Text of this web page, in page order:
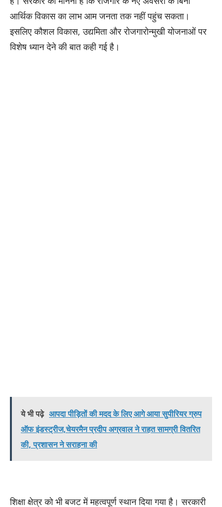
आर्थिक विकास का लाभ आम जनता तक नहीं पहुंच सकता।
इसलिए कौशल विकास, उद्यमिता और रोजगारोन्मुखी योजनाओं पर
विशेष ध्यान देने की बात कही गई है।
ये भी पढ़े आपदा पीड़ितों की मदद के लिए आगे आया सुपीरियर ग्रुप
ऑफ इंडस्ट्रीज,चेयरमैन प्रदीप अग्रवाल ने राहत सामग्री वितरित
की, प्रशासन ने सराहना की
शिक्षा क्षेत्र को भी बजट में महत्वपूर्ण स्थान दिया गया है। सरकारी